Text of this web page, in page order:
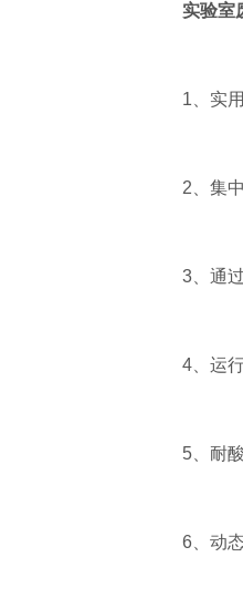
实验室
1、实用
2、集中
3、通过“
4、运行
5、耐酸
6、动态